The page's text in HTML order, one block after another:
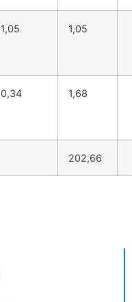
1,05 1,05
0,34 1,68
202,66